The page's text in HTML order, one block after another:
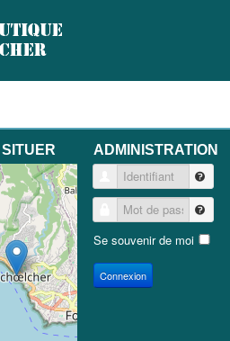
ADMINISTRATION
Identifiant
Mot de passe
Se souvenir de moi
Connexion